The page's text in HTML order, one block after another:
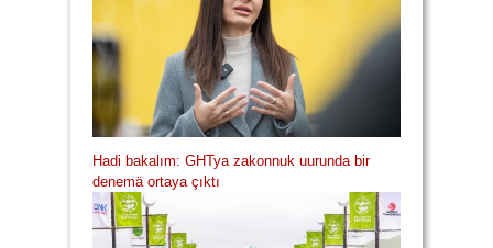
Hadi bakalım: GHTya zakonnuk uurunda bir
denemä ortaya çıktı